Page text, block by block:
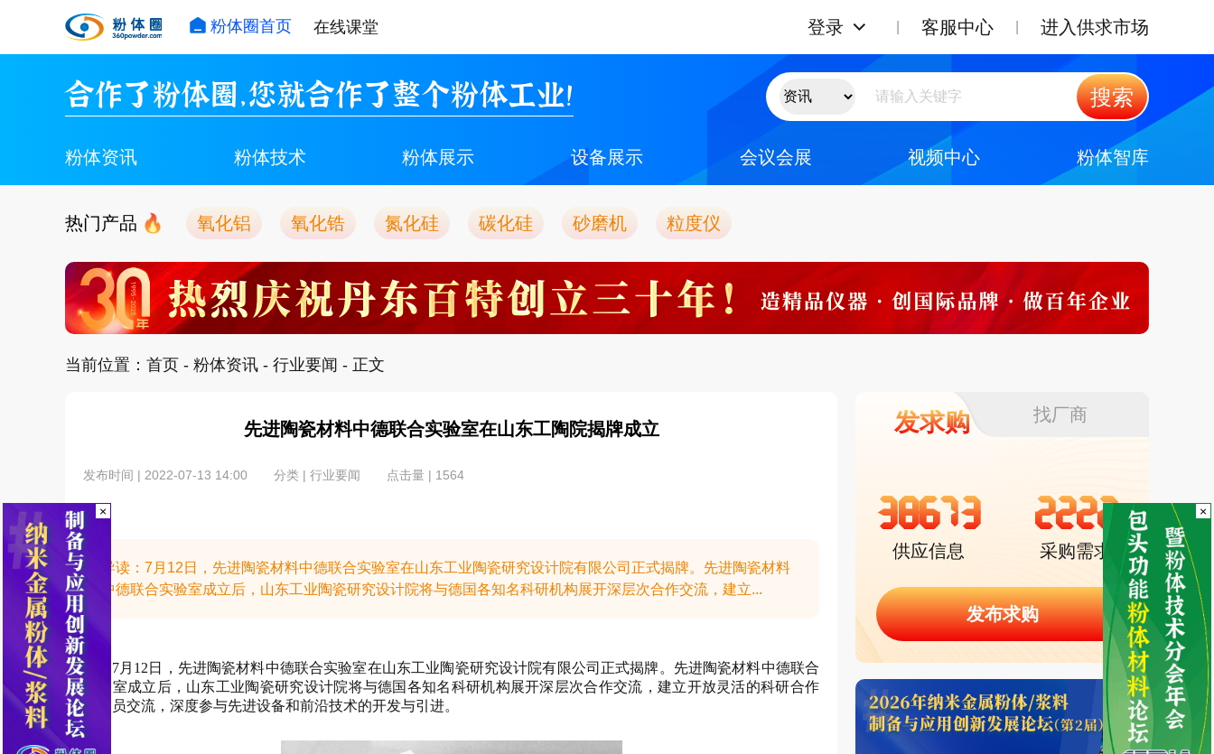
粉体圈首页 在线课堂 登录 客服中心 进入供求市场
合作了粉体圈，您就合作了整个粉体工业！ 搜索
粉体资讯 粉体技术 粉体展示 设备展示 会议会展 视频中心 粉体智库
热门产品 氧化铝 氧化锆 氮化硅 碳化硅 砂磨机 粒度仪
当前位置： 首页 - 粉体资讯 - 行业要闻 - 正文
先进陶瓷材料中德联合实验室在山东工陶院揭牌成立
发布时间 | 2022-07-13 14:00 分类 | 行业要闻 点击量 | 1564
导读：​7月12日，先进陶瓷材料中德联合实验室在山东工业陶瓷研究设计院有限公司正式揭牌。先进陶瓷材料
中德联合实验室成立后，山东工业陶瓷研究设计院将与德国各知名科研机构展开深层次合作交流，建立...
7月12日，先进陶瓷材料中德联合实验室在山东工业陶瓷研究设计院有限公司正式揭牌。 先进陶瓷材料中德联合
实验室成立后，山东工业陶瓷研究设计院将与德国各知名科研机构展开深层次合作交流，建立开放灵活的科研合作
和人员交流，深度参与先进设备和前沿技术的开发与引进。
发求购 找厂商
38673
供应信息
2222
采购需求
发布求购
× ×